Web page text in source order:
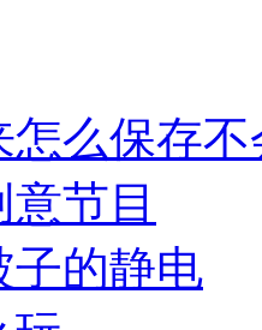
怎么保存不
节目
子的静电